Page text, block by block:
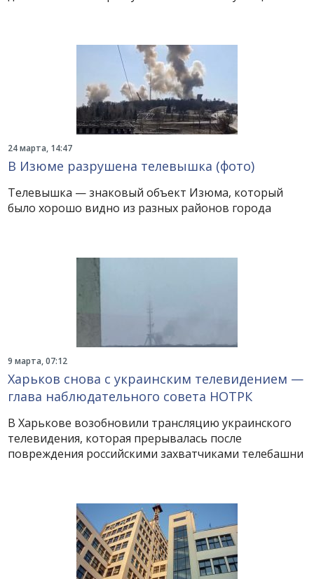
24 марта, 14:47
В Изюме разрушена телевышка (фото)
Телевышка — знаковый объект Изюма, который
было хорошо видно из разных районов города
9 марта, 07:12
Харьков снова с украинским телевидением —
глава наблюдательного совета НОТРК
В Харькове возобновили трансляцию украинского
телевидения, которая прерывалась после
повреждения российскими захватчиками телебашни